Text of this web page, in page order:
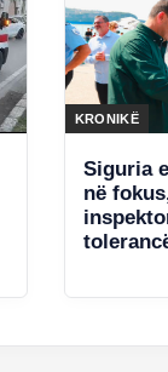
KRONIKË
Siguria
në